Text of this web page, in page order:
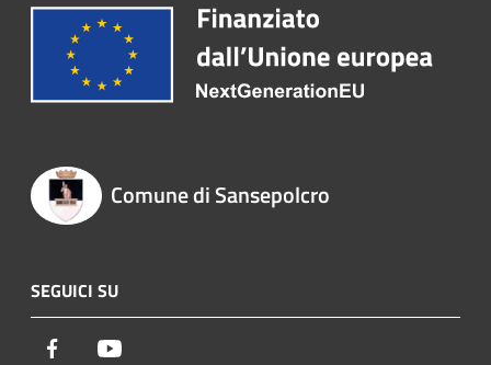
Comune di Sansepolcro
SEGUICI SU
Facebook